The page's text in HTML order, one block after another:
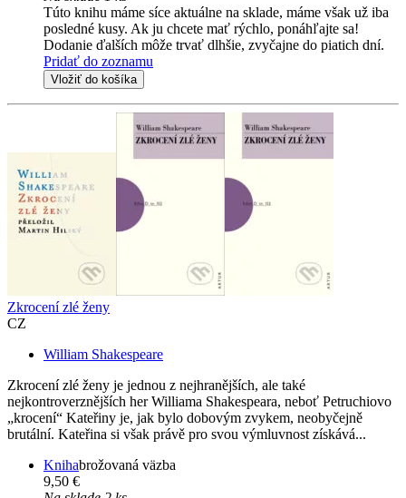
Túto knihu máme síce aktuálne na sklade, máme však už iba
posledné kusy. Ak ju chcete mať rýchlo, ponáhľajte sa!
Dodanie ďalších môže trvať dlhšie, zvyčajne do piatich dní.
Pridať do zoznamu
Vložiť do košíka
Zkrocení zlé ženy
CZ
William Shakespeare
Zkrocení zlé ženy je jednou z nejhranějších, ale také
nejkontroverznějších her Williama Shakespeara, neboť Petruchiovo
„krocení“ Kateřiny je, jak bylo dobovým zvykem, neobyčejně
brutální. Kateřina si však právě pro svou výmluvnost získává...
Knihabrožovaná väzba
9,50 €